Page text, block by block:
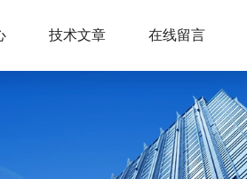
技术文章 在线留言